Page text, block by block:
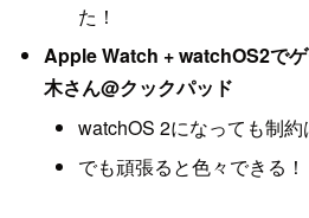
た！
Apple Watch + watchOS2で
木さん@クックパッド
watchOS 2になっても制約
でも頑張ると色々できる！